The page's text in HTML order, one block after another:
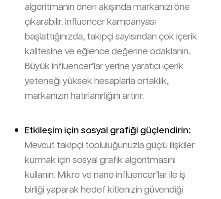
algoritmanın öneri akışında markanızı öne
çıkarabilir. Influencer kampanyası
başlattığınızda, takipçi sayısından çok içerik
kalitesine ve eğlence değerine odaklanın.
Büyük influencer’lar yerine yaratıcı içerik
yeteneği yüksek hesaplarla ortaklık,
markanızın hatırlanırlığını artırır.
Etkileşim için sosyal grafiği güçlendirin:
Mevcut takipçi topluluğunuzla güçlü ilişkiler
kurmak için sosyal grafik algoritmasını
kullanın. Mikro ve nano influencer’lar ile iş
birliği yaparak hedef kitlenizin güvendiği